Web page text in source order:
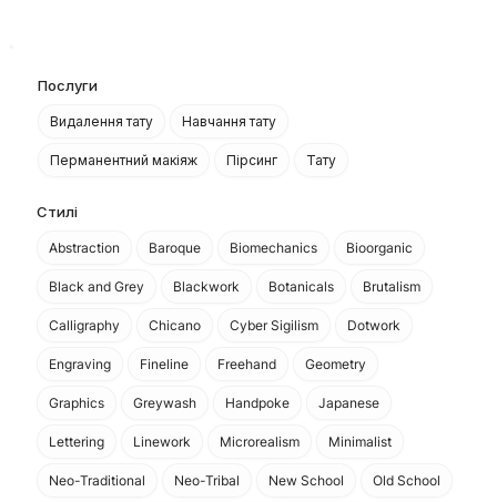
Послуги
Видалення тату Навчання тату
Перманентний макіяж Пірсинг Тату
Стилі
Abstraction Baroque Biomechanics Bioorganic
Black and Grey Blackwork Botanicals Brutalism
Calligraphy Chicano Cyber Sigilism Dotwork
Engraving Fineline Freehand Geometry
Graphics Greywash Handpoke Japanese
Lettering Linework Microrealism Minimalist
Neo-Traditional Neo-Tribal New School Old School